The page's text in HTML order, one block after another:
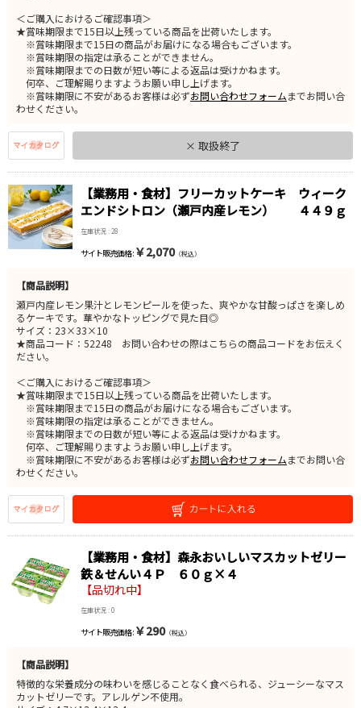
＜ご購入におけるご確認事項＞
★賞味期限まで15日以上残っている商品を出荷いたします。
※賞味期限まで15日の商品がお届けになる場合もございます。
※賞味期限の指定は承ることができません。
※賞味期限までの日数が短い等による返品は受けかねます。
何卒、ご理解賜りますようお願い申し上げます。
※賞味期限に不安があるお客様は必ずお問い合わせフォームまでお問い合
わせください。
× 取扱終了
【業務用・食材】フリーカットケーキ ウィーク
エンドシトロン（瀬戸内産レモン） ４４９ｇ
在庫状況 : 28
サイト販売価格 : ￥2,070（税込）
【商品説明】
瀬戸内産レモン果汁とレモンピールを使った、爽やかな甘酸っぱさを楽しめ
るケーキです。華やかなトッピングで見た目◎
サイズ：23×33×10
★商品コード：52248 お問い合わせの際はこちらの商品コードをお伝えく
ださい。
＜ご購入におけるご確認事項＞
★賞味期限まで15日以上残っている商品を出荷いたします。
※賞味期限まで15日の商品がお届けになる場合もございます。
※賞味期限の指定は承ることができません。
※賞味期限までの日数が短い等による返品は受けかねます。
何卒、ご理解賜りますようお願い申し上げます。
※賞味期限に不安があるお客様は必ずお問い合わせフォームまでお問い合
わせください。
【業務用・食材】森永おいしいマスカットゼリー
鉄＆せんい４Ｐ ６０ｇ×４
【品切れ中】
在庫状況 : 0
サイト販売価格 : ￥290（税込）
【商品説明】
特徴的な栄養成分の味わいを感じることなく食べられる、ジューシーなマス
カットゼリーです。アレルゲン不使用。